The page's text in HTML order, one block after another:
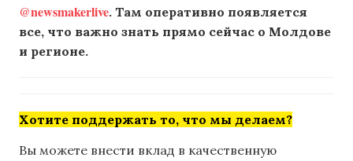
@newsmakerlive. Там оперативно появляется
все, что важно знать прямо сейчас о Молдове
и регионе.
Хотите поддержать то, что мы делаем?
Вы можете внести вклад в качественную